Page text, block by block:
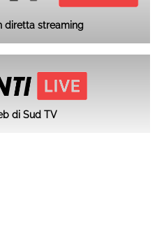
diretta streaming
di Sud TV